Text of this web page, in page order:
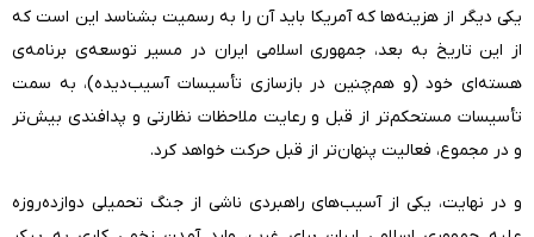
یکی دیگر از هزینه‌ها که آمریکا باید آن را به رسمیت بشناسد این است که
از این تاریخ به بعد، جمهوری اسلامی ایران در مسیر توسعه‌ی برنامه‌ی
هسته‌ای خود (و هم‌چنین در بازسازی تأسیسات آسیب‌دیده)، به سمت
تأسیسات مستحکم‌تر از قبل و رعایت ملاحظات نظارتی و پدافندی بیش‌تر
و در مجموع، فعالیت پنهان‌تر از قبل حرکت خواهد کرد.
و در نهایت، یکی از آسیب‌های راهبردی ناشی از جنگ تحمیلی دوازده‌روزه